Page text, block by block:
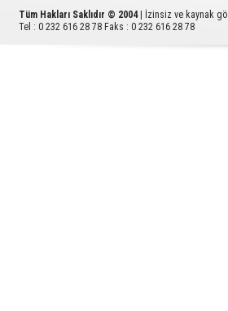
Tüm Hakları Saklıdır © 2004
| İzinsiz ve kaynak
Tel : 0 232 616 28 78 Faks : 0 232 616 28 78